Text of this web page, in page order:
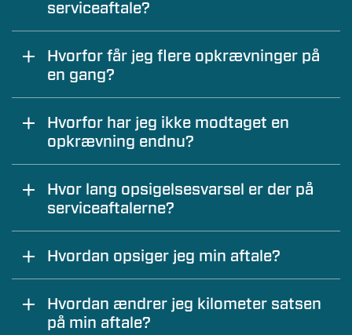
serviceaftale?
Alle serviceaftaler opkræves via PBS på
månedlig basis, som eneste
betalingsmulighed.
Hvorfor får jeg flere opkrævninger på
en gang?
Da en kontrakt betales forud, vil der i den
første periode ofte fremsendes to
opkrævninger. En for den pågældende måned
Hvorfor har jeg ikke modtaget en
opkrævning endnu?
Ekspeditionstid kan forekomme ved
oprettelse. Derudover opkræves betalingen
via PBS månedligt og der kan derfor gå lidt tid
Hvor lang opsigelsesvarsel er der på
serviceaftalerne?
Alle tre aftaler kan opsiges efter fem måneder
med en måneds varsel til udgangen af en
Hvordan opsiger jeg min aftale?
Brug vores formular her: Opsigelse af
serviceaftale
Hvordan ændrer jeg kilometer satsen
på min aftale?